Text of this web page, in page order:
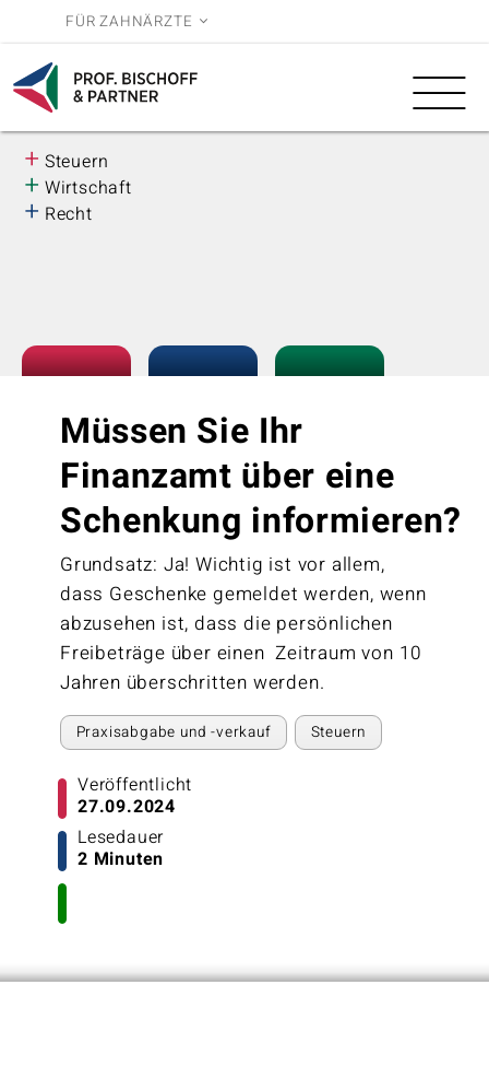
FÜR ZAHNÄRZTE
Leistungen
Wissen
Über uns
Karriere
BWL
+ Steuern
+ Wirtschaft
+ Recht
Veröffentlicht
27.09.2024
Lesedauer
2 Minuten
Müssen Sie Ihr
Finanzamt über eine
Schenkung informieren?
Grundsatz: Ja! Wichtig ist vor allem,
dass Geschenke gemeldet werden, wenn
abzusehen ist, dass die persönlichen
Freibeträge über einen Zeitraum von 10
Jahren überschritten werden.
Praxisabgabe und -verkauf Steuern